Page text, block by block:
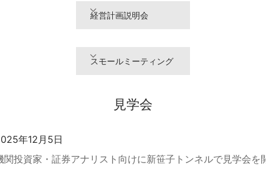
経営計画説明会
スモールミーティング
見学会
年12月5日
関投資家・証券アナリスト向けに新笹子トンネルで見学会を